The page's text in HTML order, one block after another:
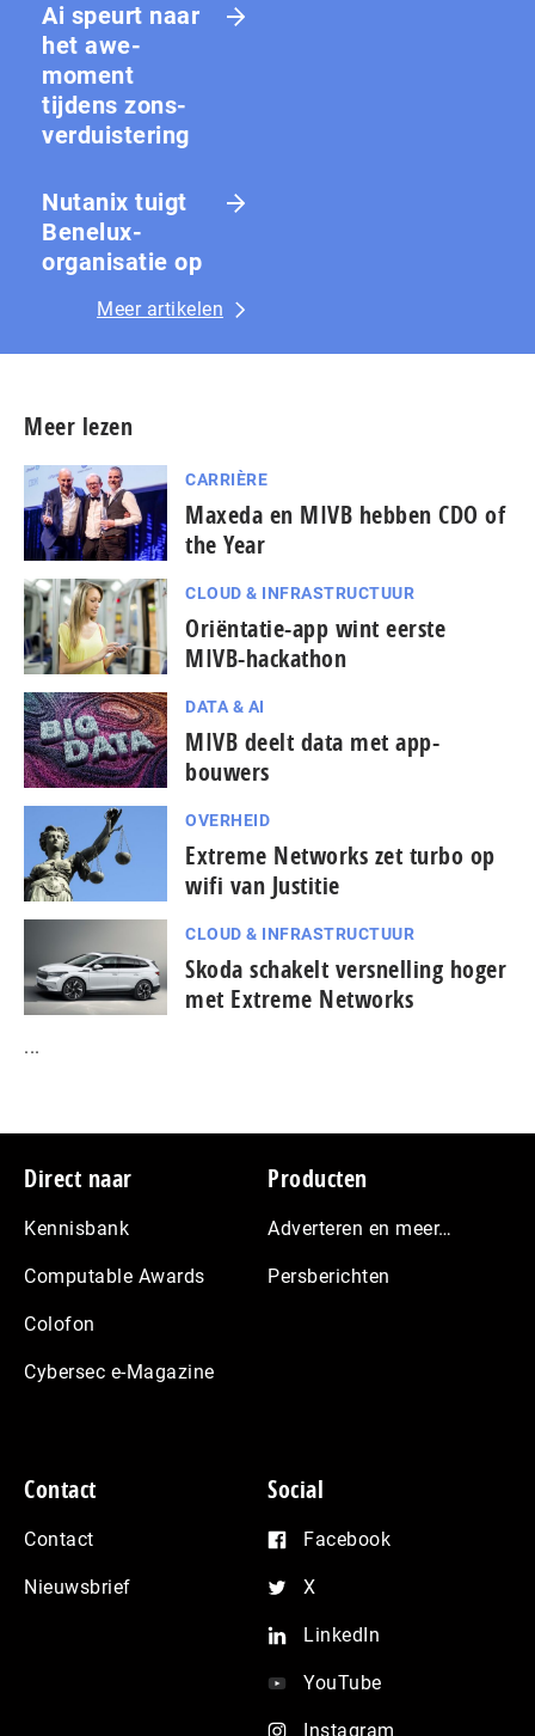
Ai speurt naar
het awe-
moment
tijdens zons­
ver­duis­te­ring
Nutanix tuigt
Benelux-
organisatie op
Meer artikelen
Meer lezen
CARRIÈRE
Maxeda en MIVB hebben CDO of
the Year
CLOUD & INFRASTRUCTUUR
Oriëntatie-app wint eerste
MIVB-hackathon
DATA & AI
MIVB deelt data met app-
bouwers
OVERHEID
Extreme Networks zet turbo op
wifi van Justitie
CLOUD & INFRASTRUCTUUR
Skoda schakelt versnelling hoger
met Extreme Networks
...
Footer
Direct naar
Kennisbank
Computable Awards
Colofon
Cybersec e-Magazine
Producten
Adverteren en meer…
Persberichten
Contact
Contact
Nieuwsbrief
Social
Facebook
X
LinkedIn
YouTube
Instagram